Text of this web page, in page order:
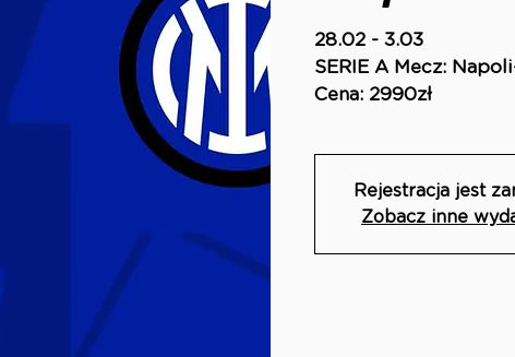
28.02 - 3.03
SERIE A Mecz:
Cena: 2990zł
Rejestracja jest
Zobacz inne